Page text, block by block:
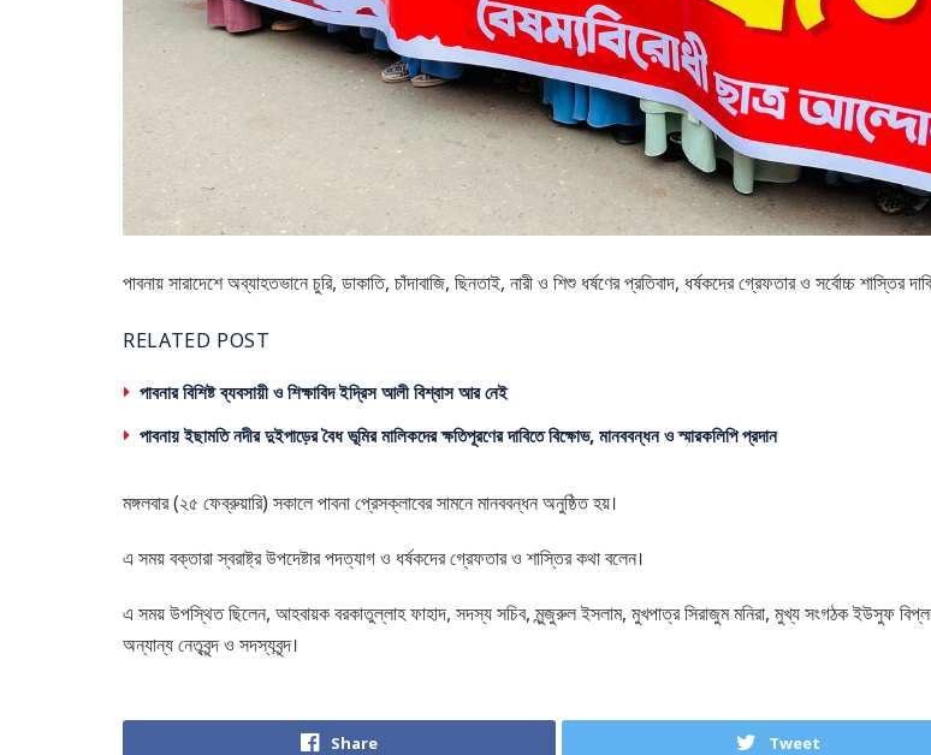
পাবনায় সারাদেশে অব্যাহতভানে চুরি, ডাকাতি, চাঁদাবাজি, ছিনতাই, নারী ও শিশু ধর্ষণের প্রতিবাদ, ধর্ষকদের গ্রেফতার ও সর্বোচ্চ শাস্তির
RELATED POST
পাবনার বিশিষ্ট ব্যবসায়ী ও শিক্ষাবিদ ইদ্রিস আলী বিশ্বাস আর নেই
পাবনায় ইছামতি নদীর দুইপাড়ের বৈধ ভূমির মালিকদের ক্ষতিপূরণের দাবিতে বিক্ষোভ, মানববন্ধন ও স্মারকলিপি প্রদান
মঙ্গলবার (২৫ ফেব্রুয়ারি) সকালে পাবনা প্রেসক্লাবের সামনে মানববন্ধন অনুষ্ঠিত হয়।
এ সময় বক্তারা স্বরাষ্ট্র উপদেষ্টার পদত্যাগ ও ধর্ষকদের গ্রেফতার ও শাস্তির কথা বলেন।
এ সময় উপস্থিত ছিলেন, আহবায়ক বরকাতুল্লাহ ফাহাদ, সদস্য সচিব, মুন্জুরুল ইসলাম, মুখপাত্র সিরাজুম মনিরা, মুখ্য সংগঠক ইউসুফ
অন্যান্য নেতৃবৃন্দ ও সদস্যবৃন্দ।
Share Tweet